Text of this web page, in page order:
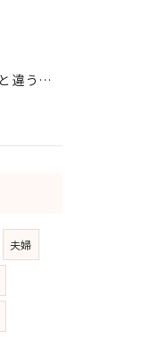
「思っていたのと違う…」を防ぐ！老人ホームの面会ルールで確認...
夫婦